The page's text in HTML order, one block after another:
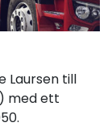
Laursen till
med ett